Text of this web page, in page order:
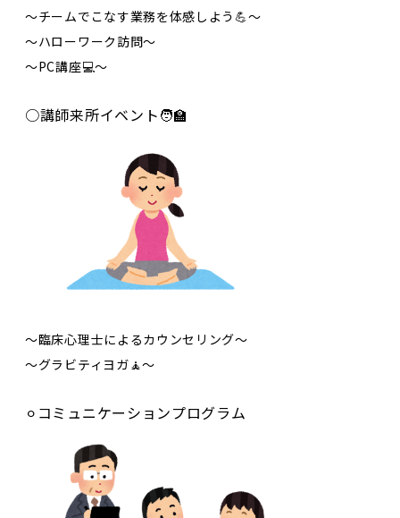
〜チームでこなす業務を体感しよう💪〜
〜ハローワーク訪問〜
〜PC講座💻〜
○講師来所イベント🧑‍🏫
〜臨床心理士によるカウンセリング〜
〜グラビティヨガ🧘〜
⚪︎コミュニケーションプログラム